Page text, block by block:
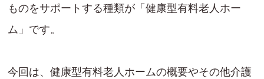
ものをサポートする種類が「健康型有料老人ホー
ム」です。
今回は、健康型有料老人ホームの概要やその他介護